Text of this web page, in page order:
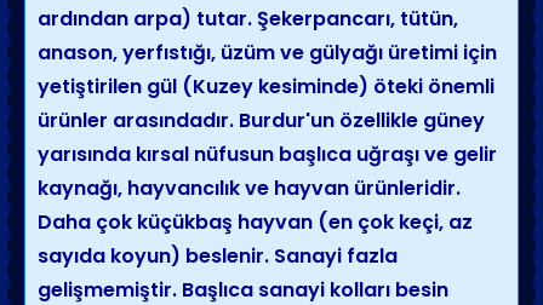
ardından arpa) tutar. Şekerpancarı, tütün,
anason, yerfıstığı, üzüm ve gülyağı üretimi için
yetiştirilen gül (Kuzey kesiminde) öteki önemli
ürünler arasındadır. Burdur'un özellikle güney
yarısında kırsal nüfusun başlıca uğraşı ve gelir
kaynağı, hayvancılık ve hayvan ürünleridir.
Daha çok küçükbaş hayvan (en çok keçi, az
sayıda koyun) beslenir. Sanayi fazla
gelişmemiştir. Başlıca sanayi kolları besin